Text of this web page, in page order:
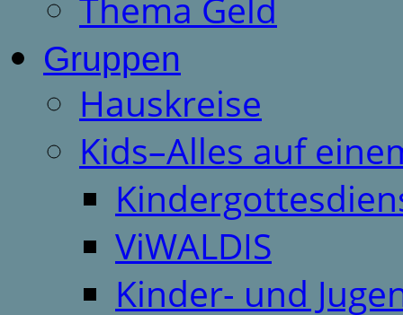
Gruppen
Hauskreise
Kids–Alles auf
ViWALDIS
Kinder- und